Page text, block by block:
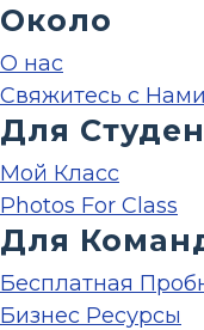
Около
О нас
Свяжитесь с Нами
Для
Мой Класс
Photos For Class
Для
Бесплатная
Бизнес Ресурсы